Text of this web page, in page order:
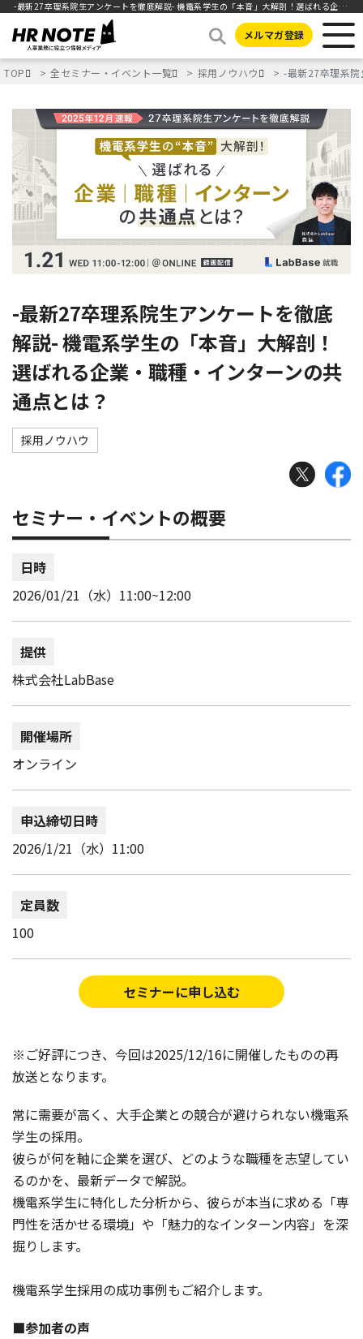
-最新27卒理系院生アンケートを徹底解説- 機電系学生の「本音」大解剖！選ばれる企業・職種・インターンの共通点とは？
メルマガ登録
TOP 全セミナー・イベント一覧 採用ノウハウ -最新27卒理系院
-最新27卒理系院生アンケートを徹底
解説- 機電系学生の「本音」大解剖！
選ばれる企業・職種・インターンの共
通点とは？
採用ノウハウ
セミナー・イベントの概要
日時
2026/01/21（水）11:00~12:00
提供
株式会社LabBase
開催場所
オンライン
申込締切日時
2026/1/21（水）11:00
定員数
100
セミナーに申し込む
※ご好評につき、今回は2025/12/16に開催したものの再
放送となります。
常に需要が高く、大手企業との競合が避けられない機電系
学生の採用。
彼らが何を軸に企業を選び、どのような職種を志望してい
るのかを、最新データで解説。
機電系学生に特化した分析から、彼らが本当に求める「専
門性を活かせる環境」や「魅力的なインターン内容」を深
掘りします。
機電系学生採用の成功事例もご紹介します。
■参加者の声